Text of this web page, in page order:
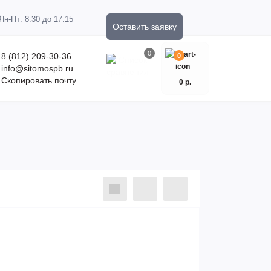
Пт: 8:30 до 17:15
Оставить заявку
8 (812) 209-30-36
info@sitomospb.ru
Скопировать почту
0 0
0 р.